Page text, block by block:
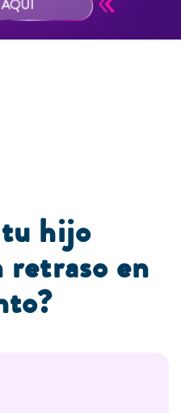
hijo
retraso en